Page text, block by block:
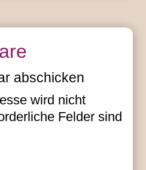
abschicken
wird nicht
Felder sind